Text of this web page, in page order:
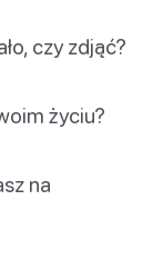
czy zdjąć?
życiu?
na